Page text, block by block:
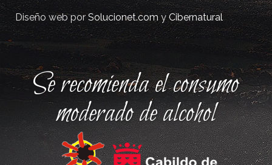
Diseño web porSolucionet.comyCibernatural
Se recomienda el consumo
moderado de alcohol